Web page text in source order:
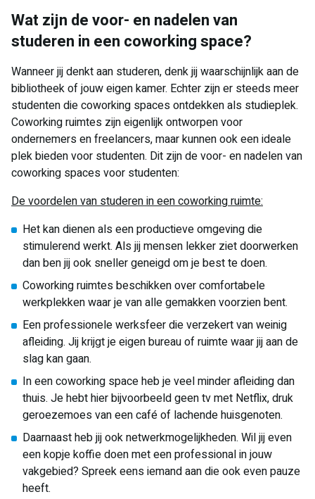
Wat zijn de voor- en nadelen van
studeren in een coworking space?
Wanneer jij denkt aan studeren, denk jij waarschijnlijk aan de
bibliotheek of jouw eigen kamer. Echter zijn er steeds meer
studenten die coworking spaces ontdekken als studieplek.
Coworking ruimtes zijn eigenlijk ontworpen voor
ondernemers en freelancers, maar kunnen ook een ideale
plek bieden voor studenten. Dit zijn de voor- en nadelen van
coworking spaces voor studenten:
De voordelen van studeren in een coworking ruimte:
Het kan dienen als een productieve omgeving die
stimulerend werkt. Als jij mensen lekker ziet doorwerken
dan ben jij ook sneller geneigd om je best te doen.
Coworking ruimtes beschikken over comfortabele
werkplekken waar je van alle gemakken voorzien bent.
Een professionele werksfeer die verzekert van weinig
afleiding. Jij krijgt je eigen bureau of ruimte waar jij aan de
slag kan gaan.
In een coworking space heb je veel minder afleiding dan
thuis. Je hebt hier bijvoorbeeld geen tv met Netflix, druk
geroezemoes van een café of lachende huisgenoten.
Daarnaast heb jij ook netwerkmogelijkheden. Wil jij even
een kopje koffie doen met een professional in jouw
vakgebied? Spreek eens iemand aan die ook even pauze
heeft.